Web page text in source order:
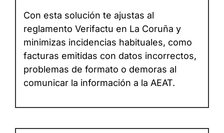
Con esta solución te ajustas al
reglamento Verifactu en La Coruña y
minimizas incidencias habituales, como
facturas emitidas con datos incorrectos,
problemas de formato o demoras al
comunicar la información a la AEAT.